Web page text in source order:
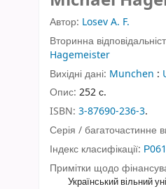
Автор: Losev A. F.
Вторинна
Hagemeister
Вихідні дані: Munchen :
Опис: 252 с.
ISBN: 3-87690-236-3.
Серія / багаточастинне
Індекс класифікації:
Примітки щодо
Український вільний